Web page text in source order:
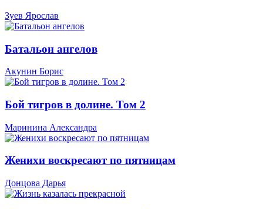
Зуев Ярослав
Батальон ангелов
Акунин Борис
Бой тигров в долине. Том 2
Маринина Александра
Женихи воскресают по пятницам
Донцова Дарья